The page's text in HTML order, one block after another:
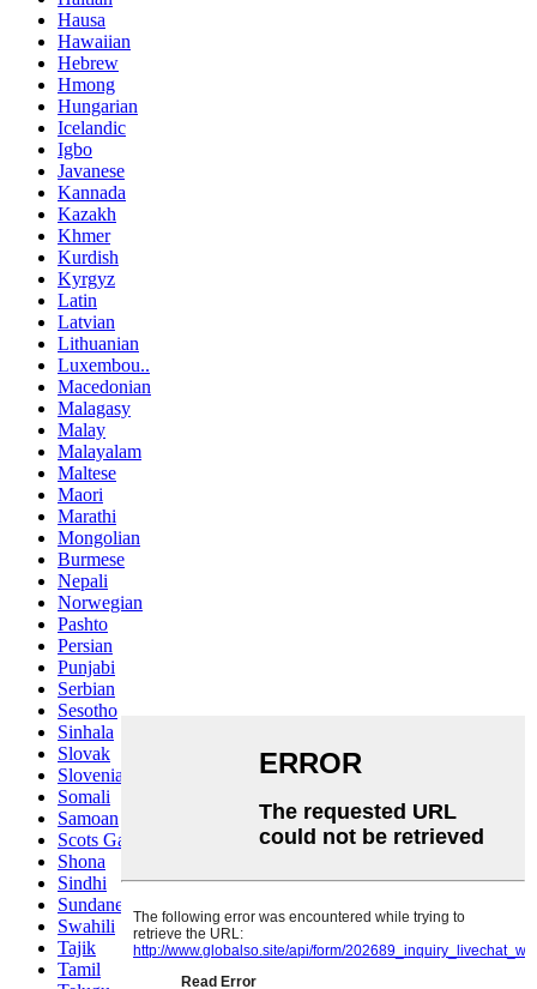
Hausa
Hawaiian
Hebrew
Hmong
Hungarian
Icelandic
Igbo
Javanese
Kannada
Kazakh
Khmer
Kurdish
Kyrgyz
Latin
Latvian
Lithuanian
Luxembou..
Macedonian
Malagasy
Malay
Malayalam
Maltese
Maori
Marathi
Mongolian
Burmese
Nepali
Norwegian
Pashto
Persian
Punjabi
Serbian
Sesotho
Sinhala
Slovak
Slovenian
Somali
Samoan
Scots Gaelic
Shona
Sindhi
Sundanese
Swahili
Tajik
Tamil